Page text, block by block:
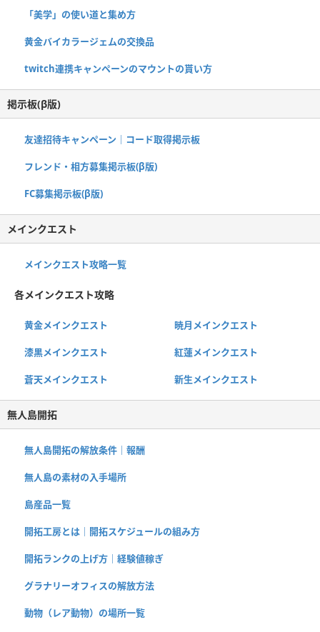
「美学」の使い道と集め方
黄金バイカラージェムの交換品
twitch連携キャンペーンのマウントの貰い方
掲示板(β版)
友達招待キャンペーン｜コード取得掲示板
フレンド・相方募集掲示板(β版)
FC募集掲示板(β版)
メインクエスト
メインクエスト攻略一覧
各メインクエスト攻略
黄金メインクエスト 暁月メインクエスト
漆黒メインクエスト 紅蓮メインクエスト
蒼天メインクエスト 新生メインクエスト
無人島開拓
無人島開拓の解放条件｜報酬
無人島の素材の入手場所
島産品一覧
開拓工房とは｜開拓スケジュールの組み方
開拓ランクの上げ方｜経験値稼ぎ
グラナリーオフィスの解放方法
動物（レア動物）の場所一覧